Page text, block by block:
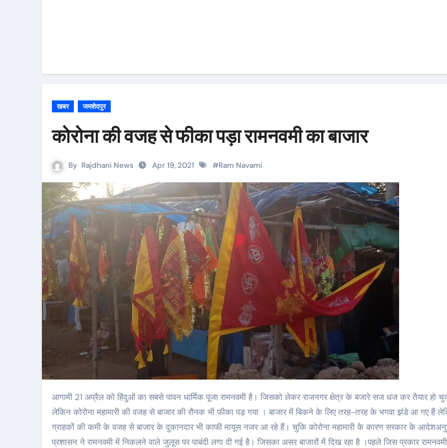
खबर जमशेदपुर
कोरोना की वजह से फीका पड़ा रामनवमी का बाजार
By Rajdhani News Apr 19, 2021 #Ram Navami
आगामी 21 अप्रैल को हिंदुओं का सबसे पावन धार्मिक पूजा रामनवमी है। जिसको लेकर राजनगर क्षेत्र के बजारे सज धज कर तैयार हो चुकी है।
लेकिन कोरोना महामारी की वजह से बाजार की रौनक भी फीका पड़ गया । बाजार में बिकने के लिए तरह-तरह के भगवा झंडे आ गए हैं
ग्राहकों की कमी के वजह से बाजार के दुकानदार भी काफी मायूस नजर आ रहे हैं। चुकि कोरोना महामारी के कारण सरकार के
प्रशासन ने रामनवमी में निकलने वाले जुलूस पर पाबंदी लगा दी गई है। जिसका असर बाजारों में दिख रहा है ।पहले जिस प्रकार